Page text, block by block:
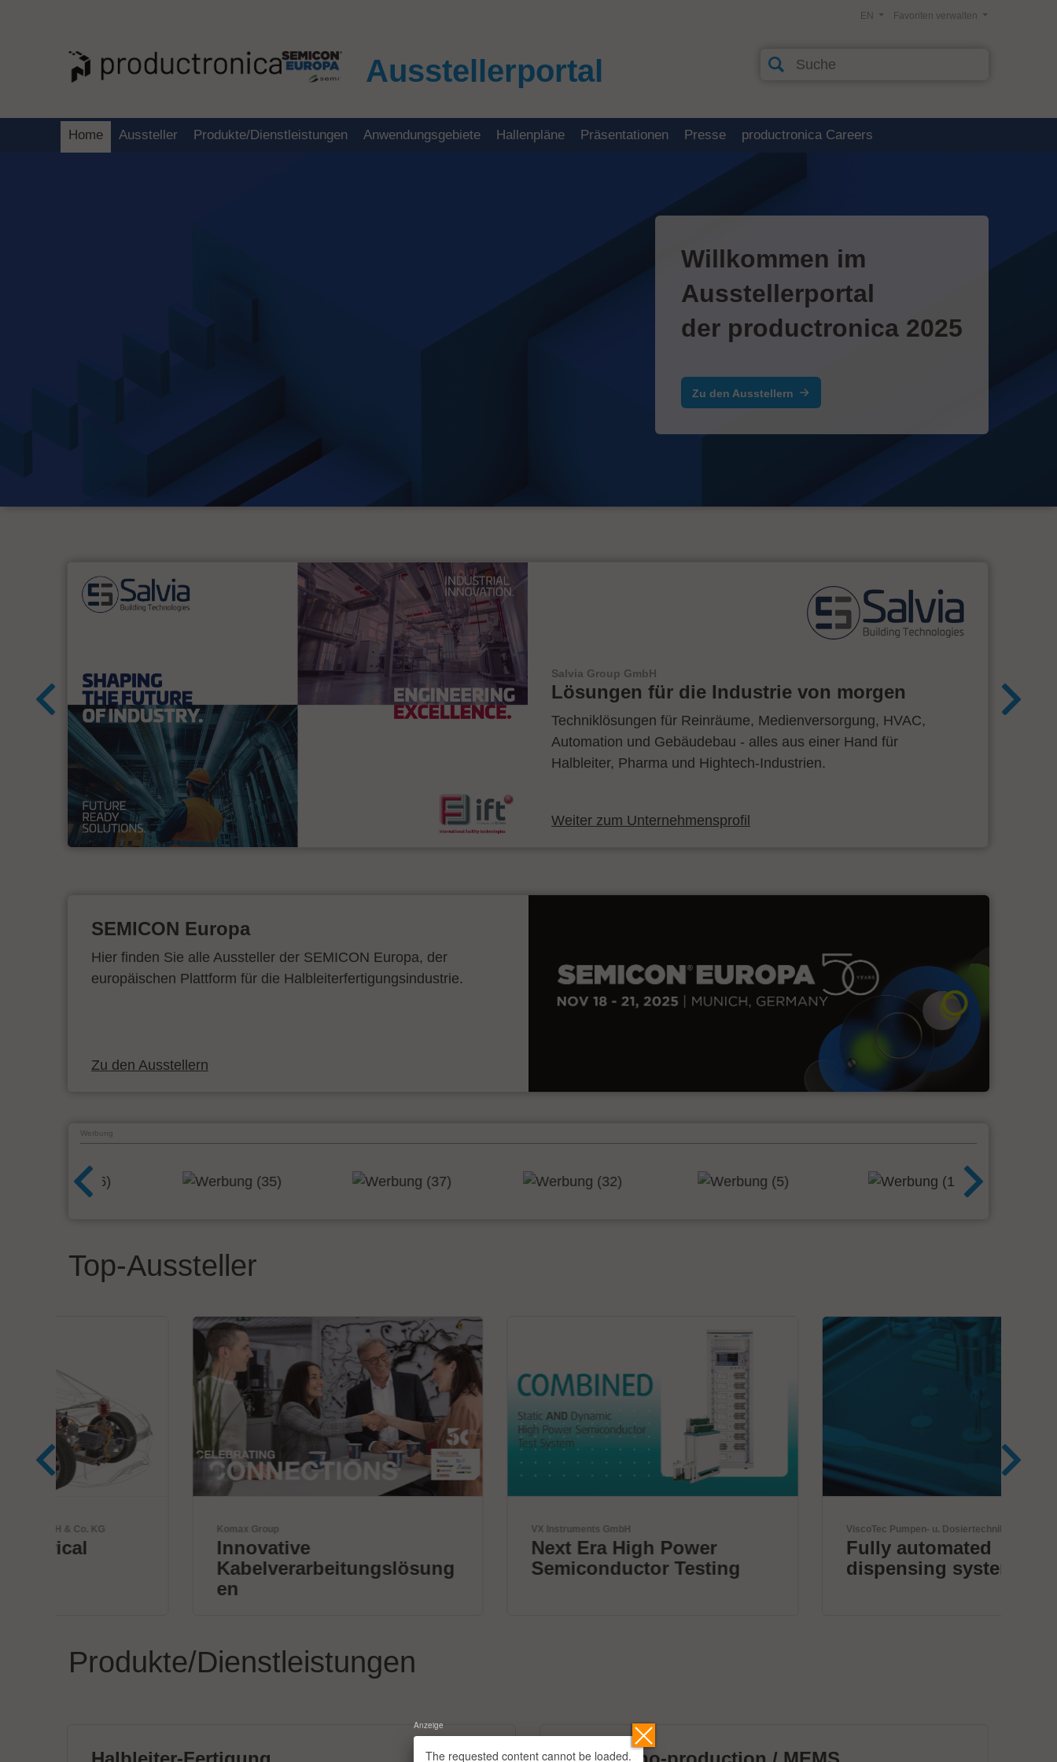
Ausstellerportal
Favoriten verwalten
EN
Home Aussteller Produkte/Dienstleistungen Anwendungsgebiete Hallenpläne Präsentationen Presse productronica Careers
Willkommen im
Ausstellerportal
der productronica 2025
Zu den Ausstellern
Salvia Group GmbH
Lösungen für die Industrie von morgen
Techniklösungen für Reinräume, Medienversorgung, HVAC,
Automation und Gebäudebau - alles aus einer Hand für
Halbleiter, Pharma und Hightech-Industrien.
Weiter zum Unternehmensprofil
SEMICON Europa
Hier finden Sie alle Aussteller der SEMICON Europa, der
europäischen Plattform für die Halbleiterfertigungsindustrie.
Zu den Ausstellern
Werbung
Top-Aussteller
Komax Group
Kabelverarbeitungslösung
Next Era High Power
Semiconductor Testing
ViscoTec Pumpen- u. Dosiertechnik GmbH
Fully automated
dispensing systems.
Produkte/Dienstleistungen
The requested content cannot be loaded.
Anzeige